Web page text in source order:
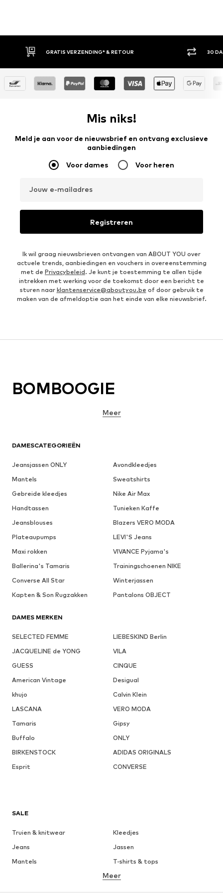
30 DAGEN BEDENKTIJD
Mis niks!
Meld je aan voor de nieuwsbrief en ontvang exclusieve
aanbiedingen
Voor dames Voor heren
Jouw e-mailadres
Registreren
Ik wil graag nieuwsbrieven ontvangen van ABOUT YOU over
actuele trends, aanbiedingen en vouchers in overeenstemming
met de Privacybeleid. Je kunt je toestemming te allen tijde
intrekken met werking voor de toekomst door een bericht te
sturen naar klantenservice@aboutyou.be of door gebruik te
maken van de afmeldoptie aan het einde van elke nieuwsbrief.
DAMESCATEGORIEËN
Jeansjassen ONLY
Avondkleedjes
Mantels
Sweatshirts
Gebreide kleedjes
Nike Air Max
Handtassen
Tunieken Kaffe
Jeansblouses
Blazers VERO MODA
Plateaupumps
LEVI'S Jeans
Maxi rokken
VIVANCE Pyjama's
Ballerina's Tamaris
Trainingschoenen NIKE
Converse All Star
Winterjassen
Kapten & Son Rugzakken
Pantalons OBJECT
DAMES MERKEN
SELECTED FEMME
LIEBESKIND Berlin
JACQUELINE de YONG
VILA
GUESS
CINQUE
American Vintage
Desigual
khujo
Calvin Klein
LASCANA
VERO MODA
Tamaris
Gipsy
Buffalo
ONLY
BIRKENSTOCK
ADIDAS ORIGINALS
Esprit
CONVERSE
SALE
Truien & knitwear
Kleedjes
Jeans
Jassen
Mantels
T-shirts & tops
Ondergoed
Rokken
Blouses & tunieken
Meer
BOMBOOGIE
Meer